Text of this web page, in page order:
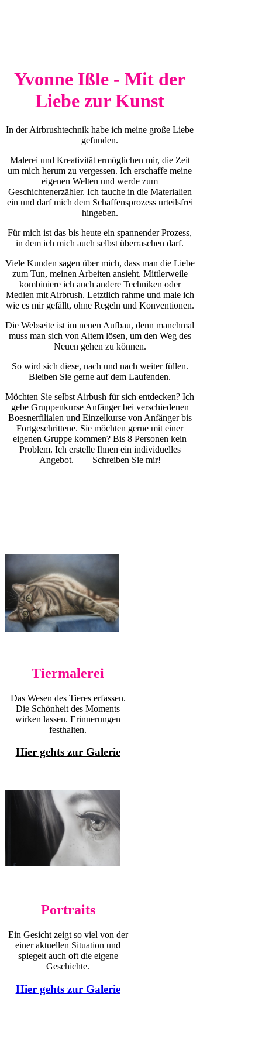
Yvonne Ißle - Mit der
Liebe zur Kunst
In der Airbrushtechnik habe ich meine große Liebe
gefunden.
Malerei und Kreativität ermöglichen mir, die Zeit
um mich herum zu vergessen. Ich erschaffe meine
eigenen Welten und werde zum
Geschichtenerzähler. Ich tauche in die Materialien
ein und darf mich dem Schaffensprozess urteilsfrei
hingeben.
Für mich ist das bis heute ein spannender Prozess,
in dem ich mich auch selbst überraschen darf.
Viele Kunden sagen über mich, dass man die Liebe
zum Tun, meinen Arbeiten ansieht. Mittlerweile
kombiniere ich auch andere Techniken oder
Medien mit Airbrush. Letztlich rahme und male ich
wie es mir gefällt, ohne Regeln und Konventionen.
Die Webseite ist im neuen Aufbau, denn manchmal
muss man sich von Altem lösen, um den Weg des
Neuen gehen zu können.
So wird sich diese, nach und nach weiter füllen.
Bleiben Sie gerne auf dem Laufenden.
Möchten Sie selbst Airbush für sich entdecken? Ich
gebe Gruppenkurse Anfänger bei verschiedenen
Boesnerfilialen und Einzelkurse von Anfänger bis
Fortgeschrittene. Sie möchten gerne mit einer
eigenen Gruppe kommen? Bis 8 Personen kein
Problem. Ich erstelle Ihnen ein individuelles
Angebot. Schreiben Sie mir!
Tiermalerei
Das Wesen des Tieres erfassen.
Die Schönheit des Moments
wirken lassen. Erinnerungen
festhalten.
Hier gehts zur Galerie
Portraits
Ein Gesicht zeigt so viel von der
einer aktuellen Situation und
spiegelt auch oft die eigene
Geschichte.
Hier gehts zur Galerie